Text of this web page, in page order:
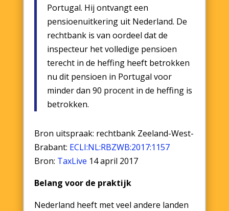
Portugal. Hij ontvangt een
pensioenuitkering uit Nederland. De
rechtbank is van oordeel dat de
inspecteur het volledige pensioen
terecht in de heffing heeft betrokken
nu dit pensioen in Portugal voor
minder dan 90 procent in de heffing is
betrokken.
Bron uitspraak: rechtbank Zeeland-West-
Brabant: ECLI:NL:RBZWB:2017:1157
Bron: TaxLive 14 april 2017
Belang voor de praktijk
Nederland heeft met veel andere landen